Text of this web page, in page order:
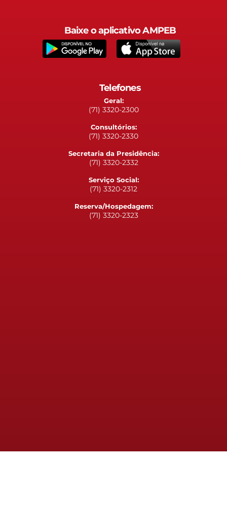
Baixe o aplicativo AMPEB
Telefones
Geral:
(71) 3320-2300
Consultórios:
(71) 3320-2330
Secretaria da Presidência:
(71) 3320-2332
Serviço Social:
(71) 3320-2312
Reserva/Hospedagem:
(71) 3320-2323